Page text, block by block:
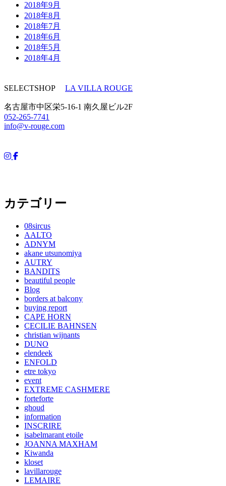
2018年9月
2018年8月
2018年7月
2018年6月
2018年5月
2018年4月
SELECTSHOP LA VILLA ROUGE
名古屋市中区栄5-16-1 南久屋ビル2F
052-265-7741
info@v-rouge.com
カテゴリー
08sircus
AALTO
ADNYM
akane utsunomiya
AUTRY
BANDITS
beautiful people
Blog
borders at balcony
buying report
CAPE HORN
CECILIE BAHNSEN
christian wijnants
DUNO
elendeek
ENFOLD
etre tokyo
event
EXTREME CASHMERE
forteforte
ghoud
information
INSCRIRE
isabelmarant etoile
JOANNA MAXHAM
Kiwanda
kloset
lavillarouge
LEMAIRE